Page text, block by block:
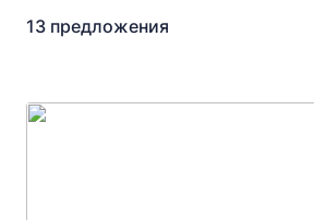
13 предложения